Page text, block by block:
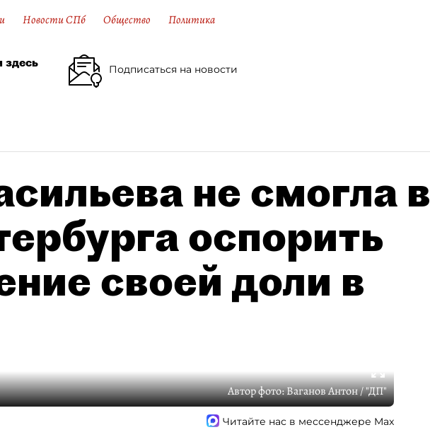
Новости СПб Общество Политика
здесь Подписаться на новости
не смогла в
оспорить
своей доли в
Автор фото:Ваганов Антон / "ДП"
Читайте нас в мессенджере Max